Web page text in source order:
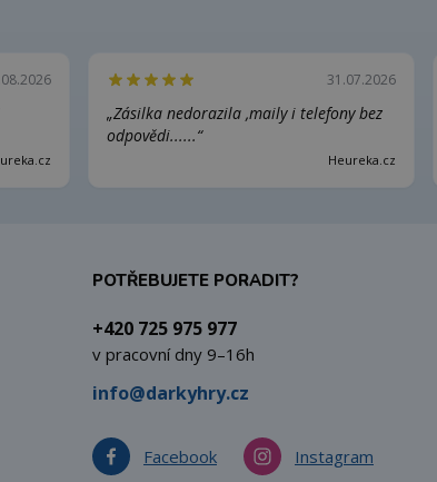
31.07.2026
„Zásilka nedorazila ,maily i telefony bez
odpovědi......“
Heureka.cz
POTŘEBUJETE PORADIT?
+420 725 975 977
v pracovní dny 9–16h
info@darkyhry.cz
Facebook Instagram